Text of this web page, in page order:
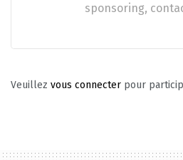
sponsoring,
Veuillez vous connecter pour